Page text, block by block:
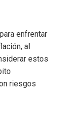
enfrentar
al
estos
riesgos